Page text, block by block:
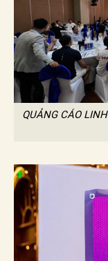
QUẢNG CÁO